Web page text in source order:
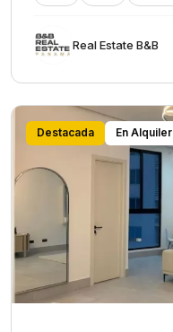
Rеаl Еstаtе В&В
Destacada En Alquiler